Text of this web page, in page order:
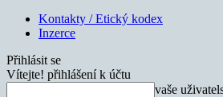
Kontakty / Etický kodex
Inzerce
Přihlásit se
Vítejte! přihlášení k účtu
vaše